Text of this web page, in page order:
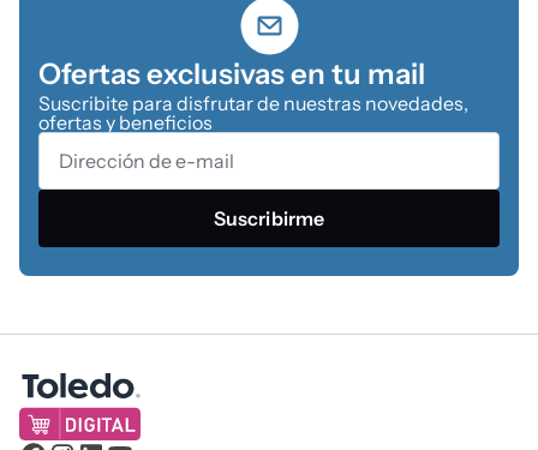
Ofertas exclusivas en tu mail
Suscribite para disfrutar de nuestras novedades,
ofertas y beneficios
Suscribirme